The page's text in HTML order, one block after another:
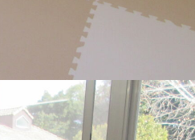
美⽊多チコスブログ